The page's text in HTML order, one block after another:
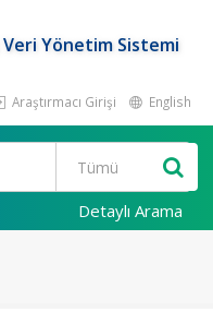
Yönetim Sistemi
Araştırmacı Girişi English
Detaylı Arama